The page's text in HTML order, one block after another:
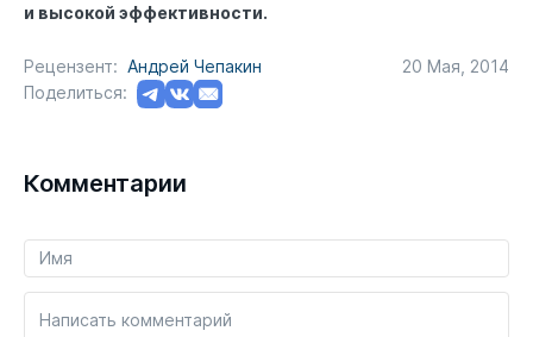
и высокой эффективности.
Рецензент: Андрей Чепакин
20 Мая, 2014
Поделиться:
Комментарии
Написать комментарий